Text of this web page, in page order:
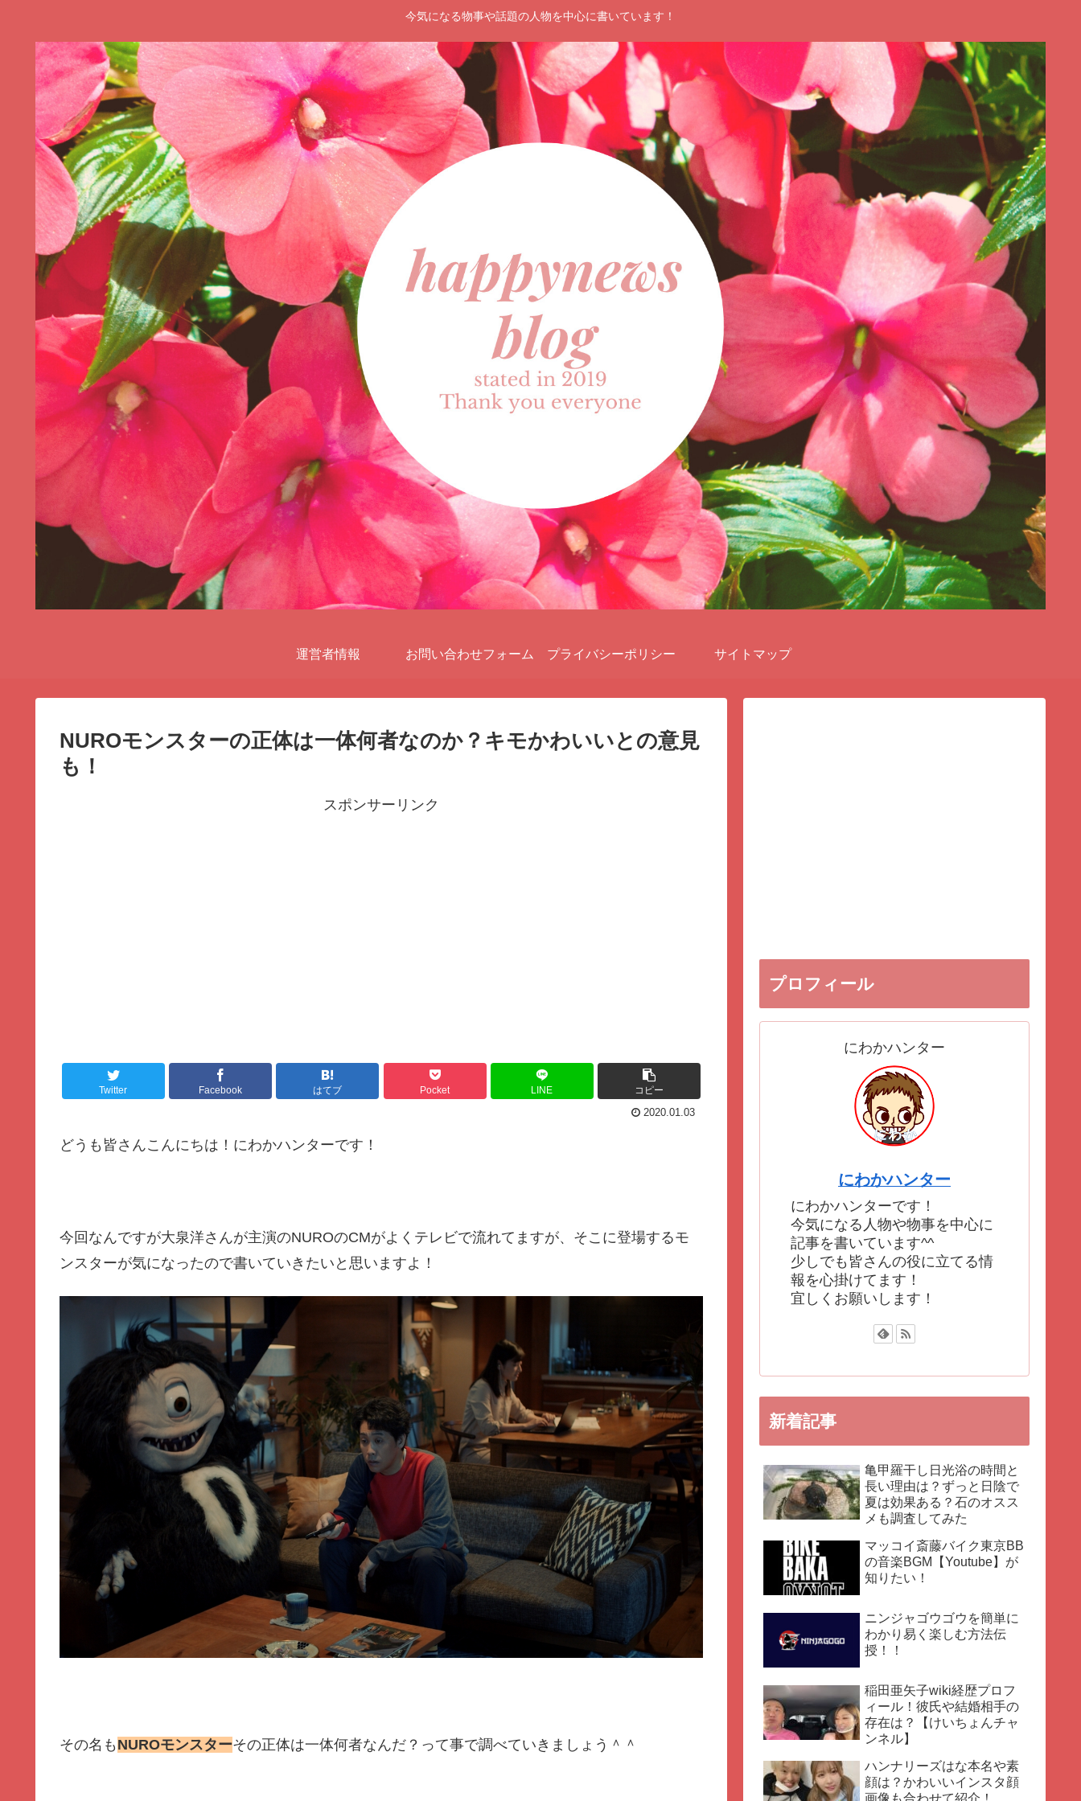
今気になる物事や話題の人物を中心に書いています！
運営者情報 お問い合わせフォーム プライバシーポリシー サイトマップ
NUROモンスターの正体は一体何者なのか？キモかわいいとの意見
も！
スポンサーリンク
Twitter Facebook はてブ Pocket LINE コピー
2020.01.03
どうも皆さんこんにちは！にわかハンターです！
今回なんですが大泉洋さんが主演のNUROのCMがよくテレビで流れてますが、そこに登場するモ
ンスターが気になったので書いていきたいと思いますよ！
その名も NUROモンスターその正体は一体何者なんだ？って事で調べていきましょう＾＾
プロフィール
にわかハンター
にわかハンター
にわかハンターです！
今気になる人物や物事を中心に
記事を書いています^^
少しでも皆さんの役に立てる情
報を心掛けてます！
宜しくお願いします！
新着記事
亀甲羅干し日光浴の時間と
長い理由は？ずっと日陰で
夏は効果ある？石のオスス
メも調査してみた
マッコイ斎藤バイク東京BB
の音楽BGM【Youtube】が
知りたい！
ニンジャゴウゴウを簡単に
わかり易く楽しむ方法伝
授！！
稲田亜矢子wiki経歴プロフ
ィール！彼氏や結婚相手の
存在は？【けいちょんチャ
ンネル】
ハンナリーズはな本名や素
顔は？かわいいインスタ顔
画像も合わせて紹介！